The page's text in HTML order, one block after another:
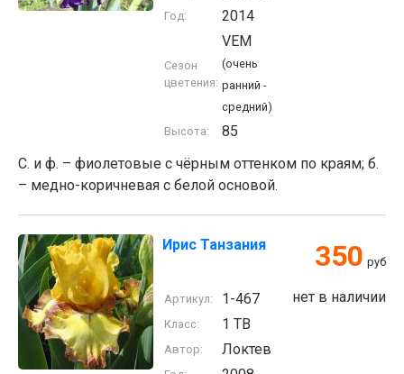
Год: 2014
Сезон
цветения:
VEM
(очень
ранний -
средний)
Высота:
85
С. и ф. – фиолетовые с чёрным оттенком по краям; б.
– медно-коричневая с белой основой.
Ирис Танзания 350 руб
нет в наличии
Артикул: 1-467
Класс: 1 TB
Автор: Локтев